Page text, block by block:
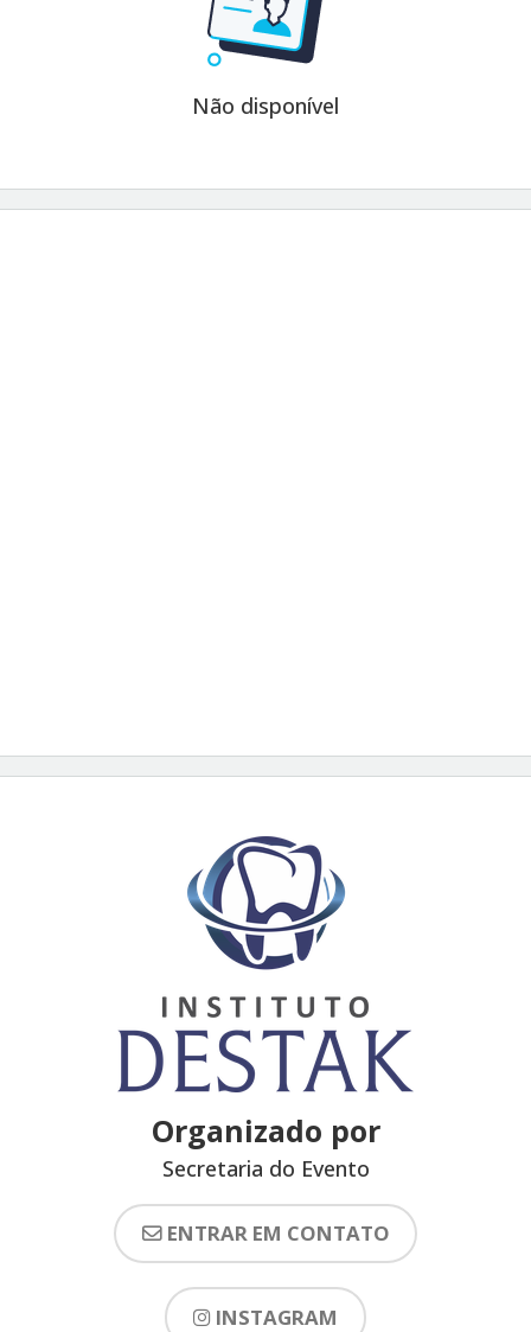
Não disponível
Organizado por
Secretaria do Evento
ENTRAR EM CONTATO
INSTAGRAM